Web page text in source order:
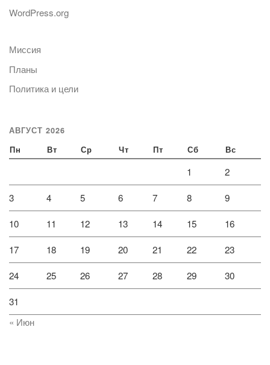
WordPress.org
Миссия
Планы
Политика и цели
АВГУСТ 2026
Пн Вт Ср Чт Пт Сб Вс
1 2
3 4 5 6 7 8 9
10 11 12 13 14 15 16
17 18 19 20 21 22 23
24 25 26 27 28 29 30
31
« Июн